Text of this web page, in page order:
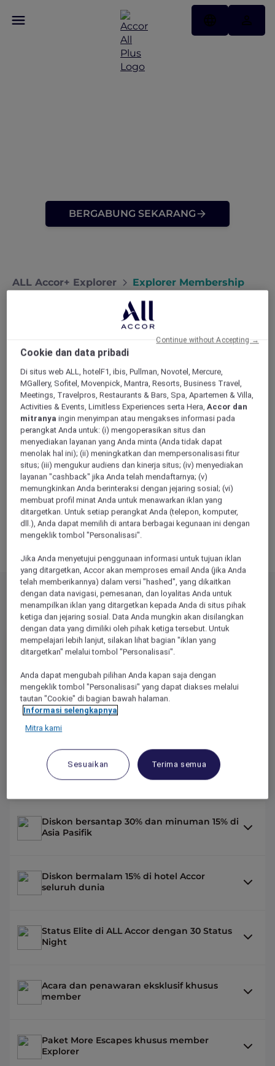
BERGABUNG SEKARANG
ALL Accor+ Explorer Explorer Membership
Apakah Anda seorang
Explorer?
ALL Accor+ Explorer, yang dirancang untuk
traveler dan penjelajah sejati, menghadirkan
penawaran eksklusif untuk hotel, bersantap,
dan pengalaman bepergian tak terlupakan.
Nikmati Stay Plus dengan diskon hingga 50%
untuk Red Hot Rooms, bersantap sekaligus
berhemat, dan status Elite ALL Accor instan.
Manfaat Explorer
2 malam dari kami di Asia Pasifik and Uni
Emirat Arab*
Diskon bermalam sampai dengan 50%
dengan Red Hot Rooms
Diskon bersantap 30% dan minuman 15% di
Asia Pasifik
Diskon bermalam 15% di hotel Accor
seluruh dunia
Status Elite di ALL Accor dengan 30 Status
Night
Acara dan penawaran eksklusif khusus
member
Paket More Escapes khusus member
Explorer
IDR3,599,000
Cookie dan data pribadi
Di situs web ALL, hotelF1, ibis, Pullman, Novotel, Mercure,
MGallery, Sofitel, Movenpick, Mantra, Resorts, Business Travel,
Meetings, Travelpros, Restaurants & Bars, Spa, Apartemen & Villa,
Activities & Events, Limitless Experiences serta Hera,Accor dan
mitranya ingin menyimpan atau mengakses informasi pada
perangkat Anda untuk: (i) mengoperasikan situs dan
menyediakan layanan yang Anda minta (Anda tidak dapat
menolak hal ini); (ii) meningkatkan dan mempersonalisasi fitur
situs; (iii) mengukur audiens dan kinerja situs; (iv) menyediakan
layanan "cashback" jika Anda telah mendaftarnya; (v)
memungkinkan Anda berinteraksi dengan jejaring sosial; (vi)
membuat profil minat Anda untuk menawarkan iklan yang
ditargetkan. Untuk setiap perangkat Anda (telepon, komputer,
dll.), Anda dapat memilih di antara berbagai kegunaan ini dengan
mengeklik tombol "Personalisasi".
Jika Anda menyetujui penggunaan informasi untuk tujuan iklan
yang ditargetkan, Accor akan memproses email Anda (jika Anda
telah memberikannya) dalam versi "hashed", yang dikaitkan
dengan data navigasi, pemesanan, dan loyalitas Anda untuk
menampilkan iklan yang ditargetkan kepada Anda di situs pihak
ketiga dan jejaring sosial. Data Anda mungkin akan disilangkan
dengan data yang dimiliki oleh pihak ketiga tersebut. Untuk
mempelajari lebih lanjut, silakan lihat bagian "iklan yang
ditargetkan" melalui tombol "Personalisasi".
Anda dapat mengubah pilihan Anda kapan saja dengan
mengeklik tombol "Personalisasi" yang dapat diakses melalui
tautan "Cookie" di bagian bawah halaman.
Informasi selengkapnya
Mitra kami
Sesuaikan Terima semua
Continue without Accepting →